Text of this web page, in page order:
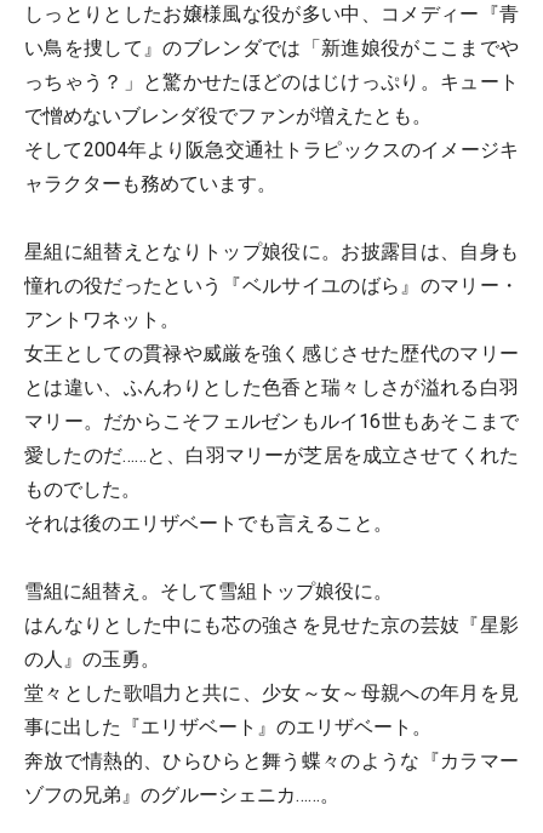
しっとりとしたお嬢様風な役が多い中、コメディー『青
い鳥を捜して』のブレンダでは「新進娘役がここまでや
っちゃう？」と驚かせたほどのはじけっぷり。キュート
で憎めないブレンダ役でファンが増えたとも。
そして2004年より阪急交通社トラピックスのイメージキ
ャラクターも務めています。
星組に組替えとなりトップ娘役に。お披露目は、自身も
憧れの役だったという『ベルサイユのばら』のマリー・
アントワネット。
女王としての貫禄や威厳を強く感じさせた歴代のマリー
とは違い、ふんわりとした色香と瑞々しさが溢れる白羽
マリー。だからこそフェルゼンもルイ16世もあそこまで
愛したのだ……と、白羽マリーが芝居を成立させてくれた
ものでした。
それは後のエリザベートでも言えること。
雪組に組替え。そして雪組トップ娘役に。
はんなりとした中にも芯の強さを見せた京の芸妓『星影
の人』の玉勇。
堂々とした歌唱力と共に、少女～女～母親への年月を見
事に出した『エリザベート』のエリザベート。
奔放で情熱的、ひらひらと舞う蝶々のような『カラマー
ゾフの兄弟』のグルーシェニカ……。